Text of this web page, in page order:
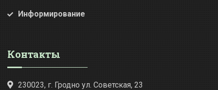
Информирование
Контакты
230023, г. Гродно ул. Советская, 23